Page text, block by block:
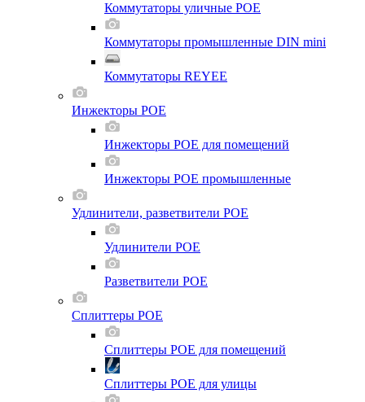
Коммутаторы уличные POE
Коммутаторы промышленные DIN mini
Коммутаторы REYEE
Инжекторы POE
Инжекторы POE для помещений
Инжекторы POE промышленные
Удлинители, разветвители POE
Удлинители POE
Разветвители POE
Сплиттеры POE
Сплиттеры POE для помещений
Сплиттеры POE для улицы